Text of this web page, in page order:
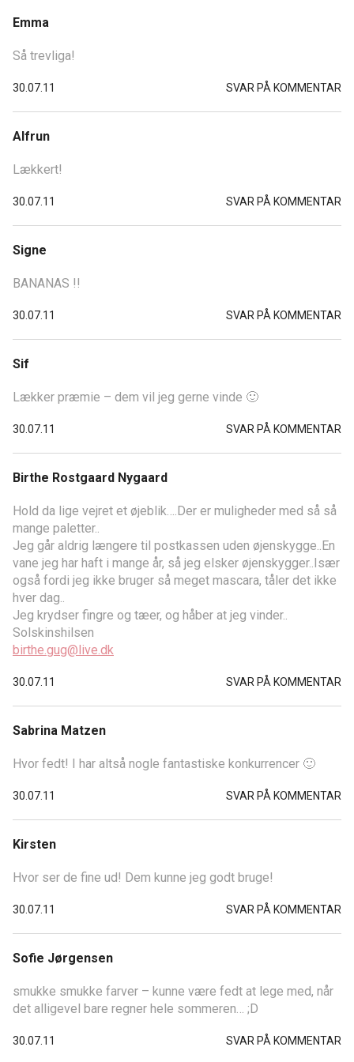
Emma
Så trevliga!
30.07.11 SVAR PÅ KOMMENTAR
Alfrun
Lækkert!
30.07.11 SVAR PÅ KOMMENTAR
Signe
BANANAS !!
30.07.11 SVAR PÅ KOMMENTAR
Sif
Lækker præmie – dem vil jeg gerne vinde 🙂
30.07.11 SVAR PÅ KOMMENTAR
Birthe Rostgaard Nygaard
Hold da lige vejret et øjeblik….Der er muligheder med så så
mange paletter..
Jeg går aldrig længere til postkassen uden øjenskygge..En
vane jeg har haft i mange år, så jeg elsker øjenskygger..Især
også fordi jeg ikke bruger så meget mascara, tåler det ikke
hver dag..
Jeg krydser fingre og tæer, og håber at jeg vinder..
Solskinshilsen
birthe.gug@live.dk
30.07.11 SVAR PÅ KOMMENTAR
Sabrina Matzen
Hvor fedt! I har altså nogle fantastiske konkurrencer 🙂
30.07.11 SVAR PÅ KOMMENTAR
Kirsten
Hvor ser de fine ud! Dem kunne jeg godt bruge!
30.07.11 SVAR PÅ KOMMENTAR
Sofie Jørgensen
smukke smukke farver – kunne være fedt at lege med, når
det alligevel bare regner hele sommeren… ;D
30.07.11 SVAR PÅ KOMMENTAR